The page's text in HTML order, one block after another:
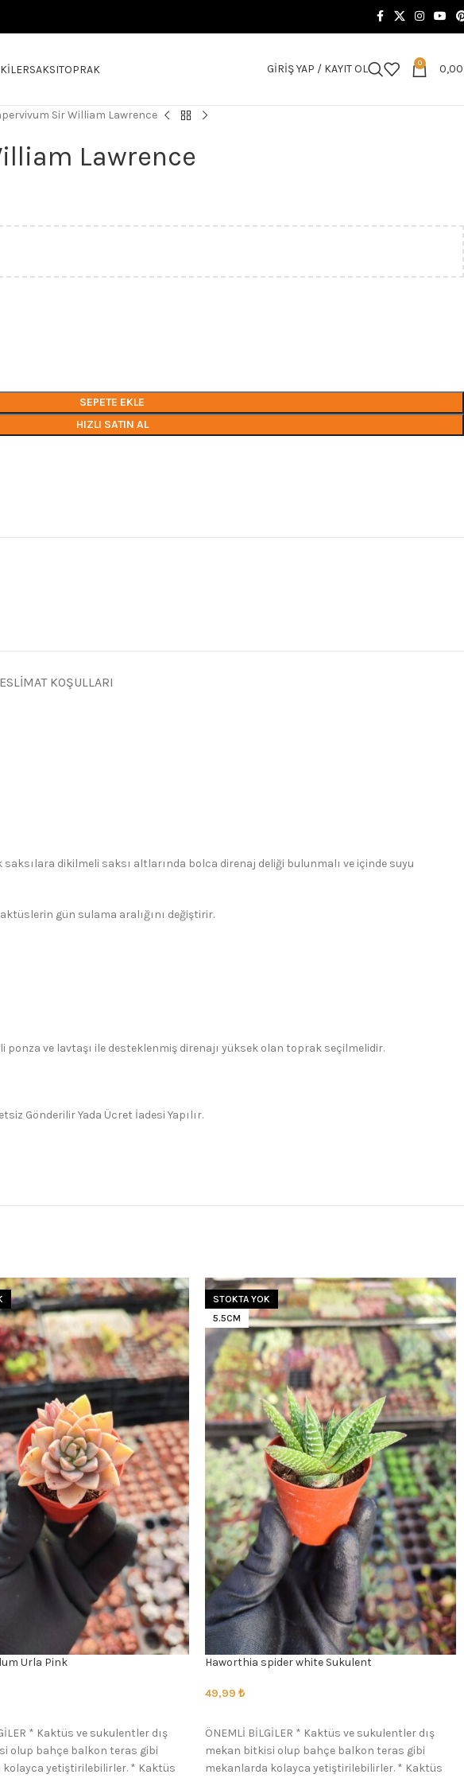
SAKSITOPRAK GIRIŞ YAP / KAYIT OL 0
Sir William Lawrence
Lawrence
SEPETE EKLE
HIZLI SATIN AL
KOŞULLARI
dikilmeli saksı altlarında bolca direnaj deliği bulunmalı ve içinde suyu
gün sulama aralığını değiştirir.
ve lavtaşı ile desteklenmiş direnajı yüksek olan toprak seçilmelidir.
Gönderilir Yada Ücret İadesi Yapılır.
Urla Pink
* Kaktüs ve sukulentler dış
olup bahçe balkon teras gibi
kolayca yetiştirilebilirler. * Kaktüs
STOKTA YOK
5.5CM
Haworthia spider white Sukulent
49,99 ₺
ÖNEMLİ BİLGİLER * Kaktüs ve sukulentler dış
mekan bitkisi olup bahçe balkon teras gibi
mekanlarda kolayca yetiştirilebilirler. * Kaktüs